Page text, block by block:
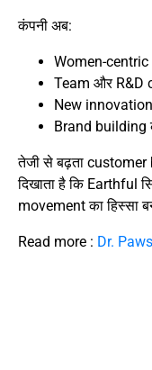
कंपनी अब:
Women-
Team और R&D
New
Brand building
तेजी से बढ़ता
दिखाता है कि Earthful
movement का हिस्सा
Read more : Dr.